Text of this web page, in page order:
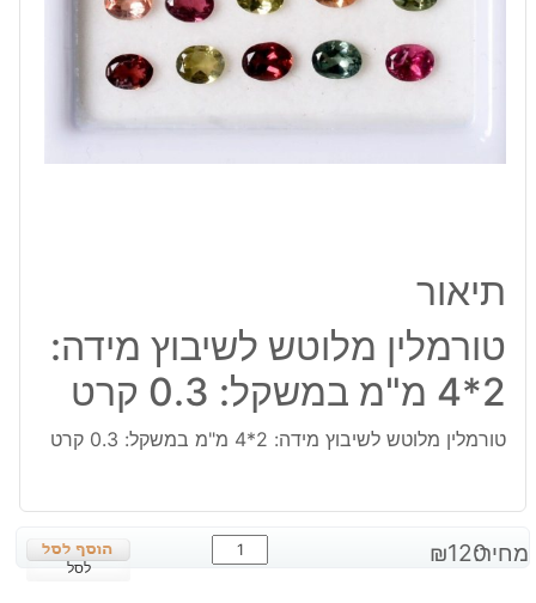
תיאור
טורמלין מלוטש לשיבוץ מידה:
2*4 מ"מ במשקל: 0.3 קרט
טורמלין מלוטש לשיבוץ מידה: 2*4 מ"מ במשקל: 0.3 קרט
מחיר: ₪120
כמות
של
לסל